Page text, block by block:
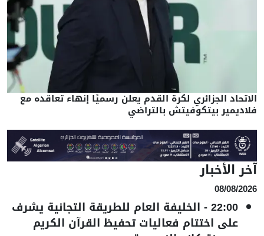
الاتحاد الجزائري لكرة القدم يعلن رسميًا إنهاء تعاقده مع
فلاديمير بيتكوفيتش بالتراضي
آخر الأخبار
08/08/2026
22:00
- الخليفة العام للطريقة التجانية يشرف
على اختتام فعاليات تحفيظ القرآن الكريم